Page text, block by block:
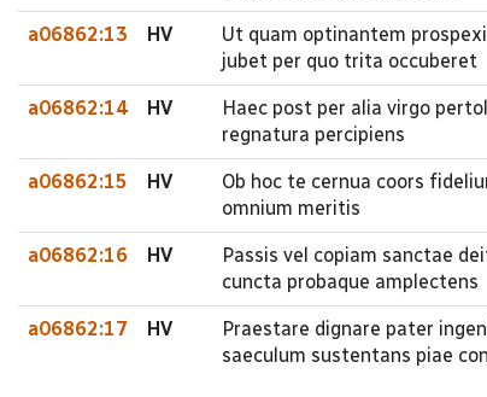
a06862:13 HV
Ut quam optinantem
jubet per quo trita occuberet
a06862:14 HV
Haec post per alia virgo
regnatura percipiens
a06862:15 HV
Ob hoc te cernua coors
omnium meritis
a06862:16 HV
Passis vel copiam sanctae
cuncta probaque amplectens
a06862:17 HV
Praestare dignare pater
saeculum sustentans piae